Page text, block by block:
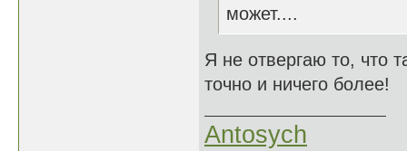
может....
Я не отвергаю то, что
точно и ничего более!
Antosych